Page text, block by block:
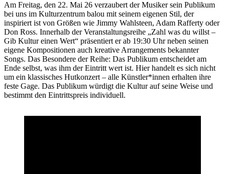
Am Freitag, den 22. Mai 26 verzaubert der Musiker sein Publikum
bei uns im Kulturzentrum balou mit seinem eigenen Stil, der
inspiriert ist von Größen wie Jimmy Wahlsteen, Adam Rafferty oder
Don Ross. Innerhalb der Veranstaltungsreihe „Zahl was du willst –
Gib Kultur einen Wert“ präsentiert er ab 19:30 Uhr neben seinen
eigene Kompositionen auch kreative Arrangements bekannter
Songs. Das Besondere der Reihe: Das Publikum entscheidet am
Ende selbst, was ihm der Eintritt wert ist. Hier handelt es sich nicht
um ein klassisches Hutkonzert – alle Künstler*innen erhalten ihre
feste Gage. Das Publikum würdigt die Kultur auf seine Weise und
bestimmt den Eintrittspreis individuell.